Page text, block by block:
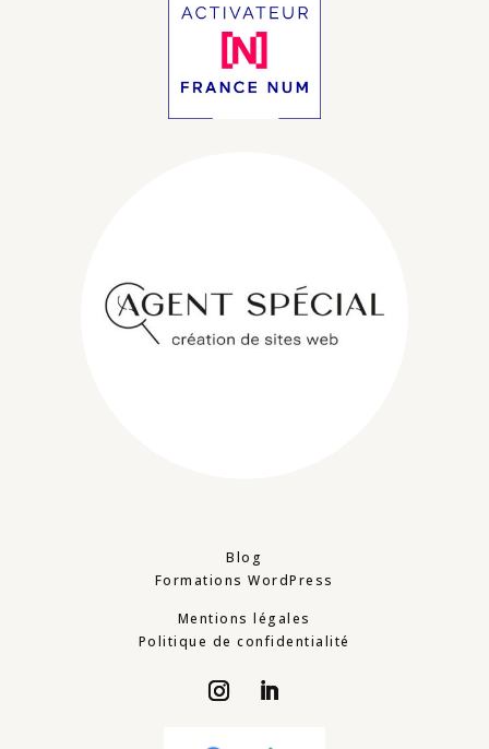
Blog
Formations WordPress
Mentions légales
Politique de confidentialité